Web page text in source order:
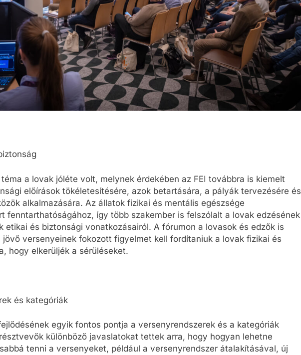
a lovak jóléte volt, melynek érdekében az FEI továbbra is kiemelt
előírások tökéletesítésére, azok betartására, a pályák tervezésére és
alkalmazására. Az állatok fizikai és mentális egészsége
fenntarthatóságához, így több szakember is felszólalt a lovak edzésének
etikai és biztonsági vonatkozásairól. A fórumon a lovasok és edzők is
versenyeinek fokozott figyelmet kell fordítaniuk a lovak fizikai és
hogy elkerüljék a sérüléseket.
és kategóriák
egyik fontos pontja a versenyrendszerek és a kategóriák
különböző javaslatokat tettek arra, hogy hogyan lehetne
tenni a versenyeket, például a versenyrendszer átalakításával, új